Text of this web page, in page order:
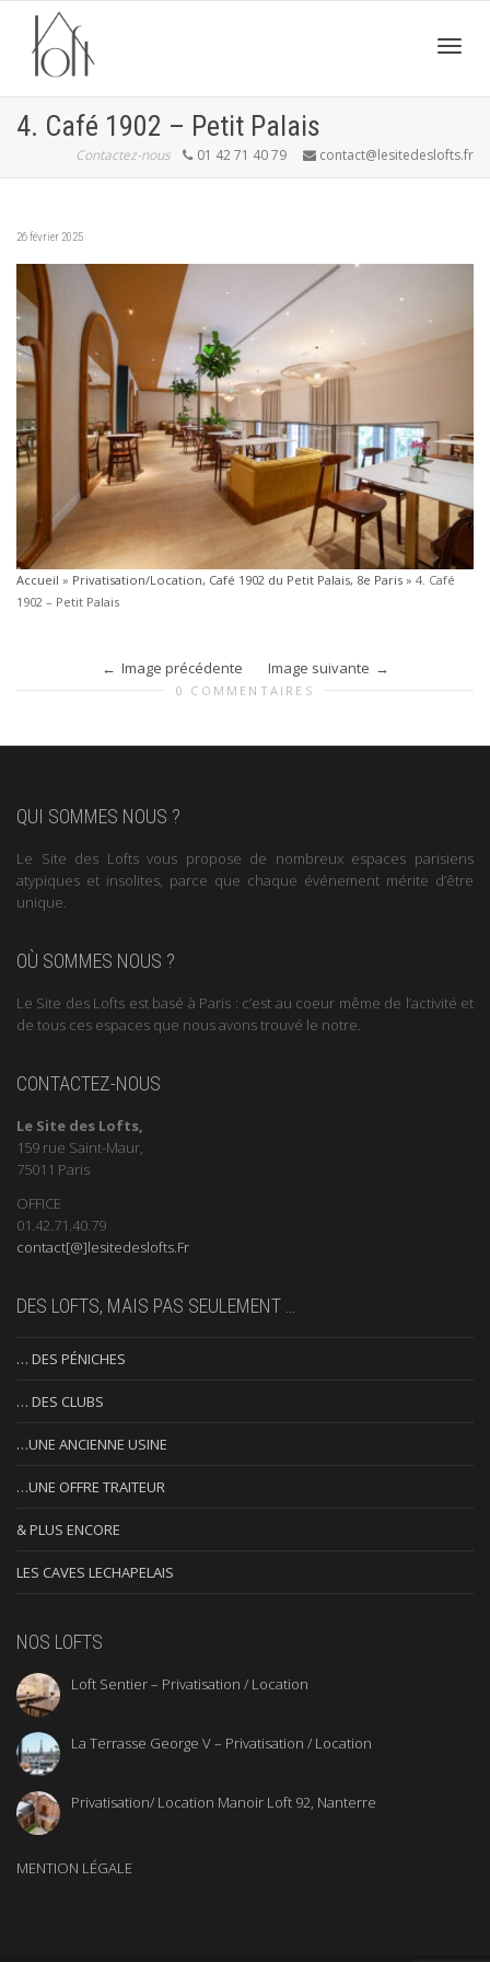
4. Café 1902 – Petit Palais
Contactez-nous 01 42 71 40 79 contact@lesitedeslofts.fr
26 février 2025
Accueil » Privatisation/Location, Café 1902 du Petit Palais, 8e Paris » 4. Café
1902 – Petit Palais
Image précédente Image suivante
0 COMMENTAIRES
QUI SOMMES NOUS ?
Le Site des Lofts vous propose de nombreux espaces parisiens
atypiques et insolites, parce que chaque événement mérite d’être
unique.
OÙ SOMMES NOUS ?
Le Site des Lofts est basé à Paris : c’est au coeur même de l’activité et
de tous ces espaces que nous avons trouvé le notre.
CONTACTEZ-NOUS
Le Site des Lofts,
159 rue Saint-Maur,
75011 Paris
OFFICE
01.42.71.40.79
contact[@]lesitedeslofts.Fr
DES LOFTS, MAIS PAS SEULEMENT …
… DES PÉNICHES
… DES CLUBS
…UNE ANCIENNE USINE
…UNE OFFRE TRAITEUR
& PLUS ENCORE
LES CAVES LECHAPELAIS
NOS LOFTS
Loft Sentier – Privatisation / Location
La Terrasse George V – Privatisation / Location
Privatisation/ Location Manoir Loft 92, Nanterre
MENTION LÉGALE